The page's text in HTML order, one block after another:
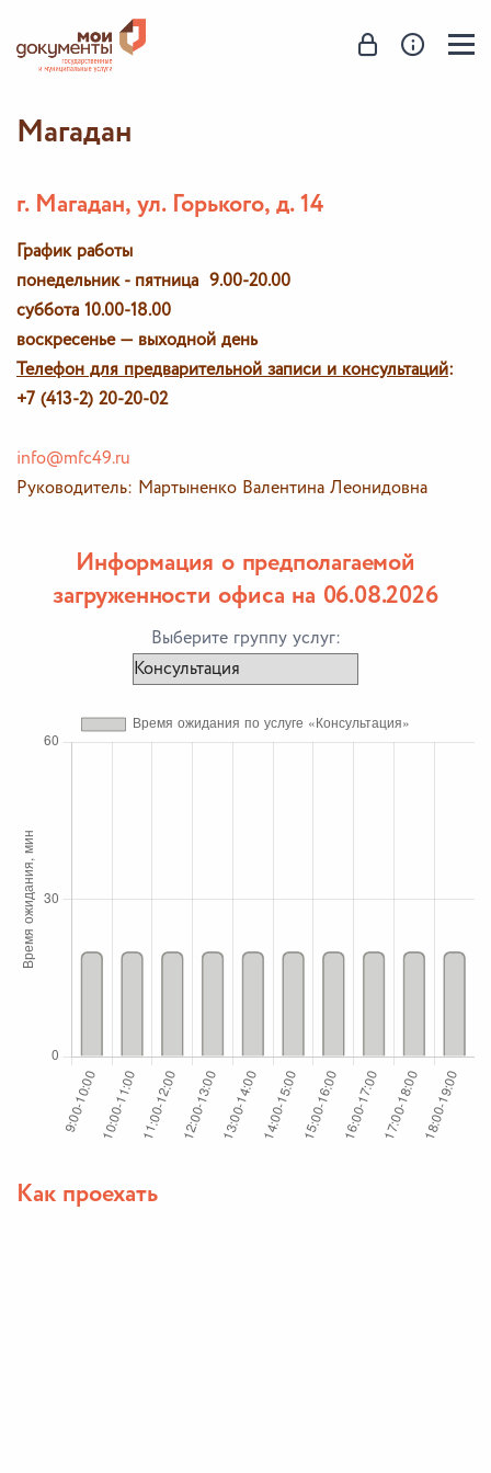
Магадан
г. Магадан, ул. Горького, д. 14
График работы
понедельник - пятница 9.00-20.00
суббота 10.00-18.00
воскресенье — выходной день
Телефон для предварительной записи и консультаций:
+7 (413-2) 20-20-02
info@mfc49.ru
Руководитель: Мартыненко Валентина Леонидовна
Информация о предполагаемой
загруженности офиса на 06.08.2026
Выберите группу услуг:
Как проехать